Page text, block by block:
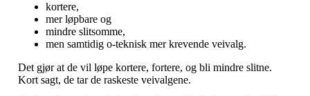
kortere,
mer løpbare og
mindre slitsomme,
men samtidig o-teknisk mer krevende veivalg.
Det gjør at de vil løpe kortere, fortere, og bli mindre slitne.
Kort sagt, de tar de raskeste veivalgene.